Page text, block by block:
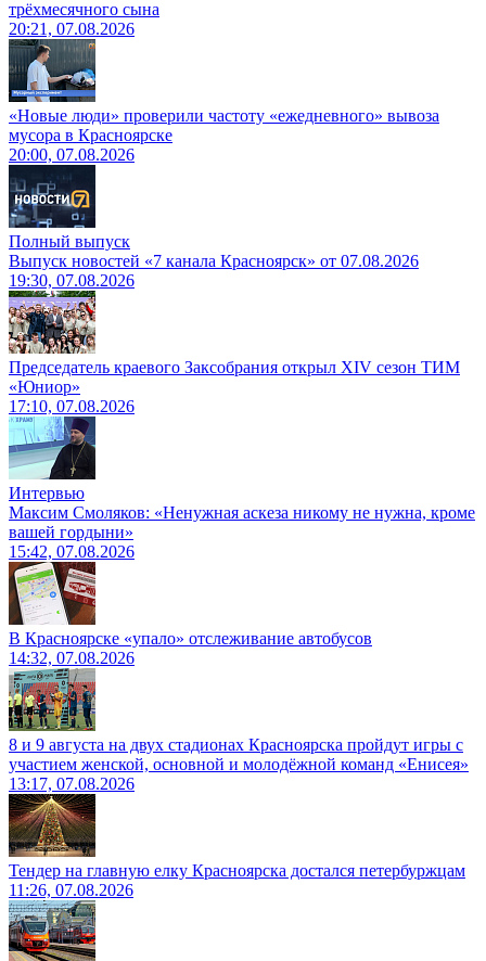
трёхмесячного сына
20:21, 07.08.2026
«Новые люди» проверили частоту «ежедневного» вывоза
мусора в Красноярске
20:00, 07.08.2026
Полный выпуск
Выпуск новостей «7 канала Красноярск» от 07.08.2026
19:30, 07.08.2026
Председатель краевого Заксобрания открыл XIV сезон ТИМ
«Юниор»
17:10, 07.08.2026
Интервью
Максим Смоляков: «Ненужная аскеза никому не нужна, кроме
вашей гордыни»
15:42, 07.08.2026
В Красноярске «упало» отслеживание автобусов
14:32, 07.08.2026
8 и 9 августа на двух стадионах Красноярска пройдут игры с
участием женской, основной и молодёжной команд «Енисея»
13:17, 07.08.2026
Тендер на главную елку Красноярска достался петербуржцам
11:26, 07.08.2026